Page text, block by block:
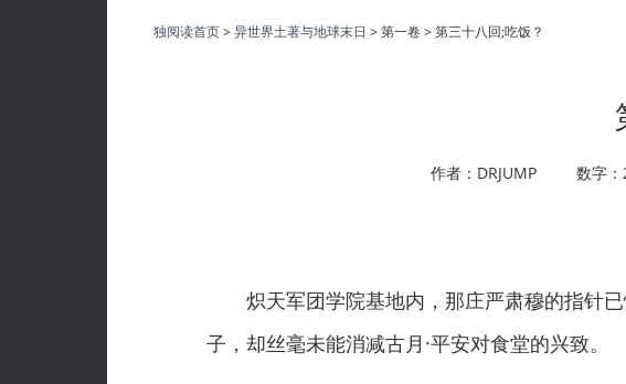
独阅读首页>异世界土著与地球末日 > 第一卷 > 第三十八回;吃饭？
作者：DRJUMP 数字
炽天军团学院基地内，那庄严肃穆的指针已
子，却丝毫未能消减古月·平安对食堂的兴致。